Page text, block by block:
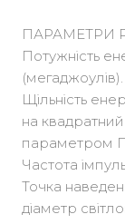
ПАРАМЕТРИ
Потужність
Щільність
на
параметром
Частота
Точка
діаметр